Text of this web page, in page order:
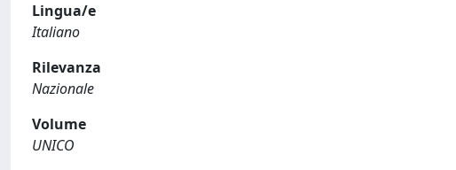
Lingua/e
Italiano
Rilevanza
Nazionale
Volume
UNICO